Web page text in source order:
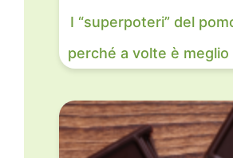
I “superpoteri” del
perché a volte è meglio